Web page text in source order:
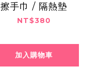
擦手巾 / 隔熱墊
NT$380
加入購物車